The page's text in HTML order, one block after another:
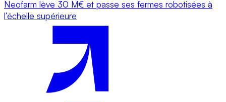
Neofarm lève 30 M€ et passe ses fermes robotisées à
l’échelle supérieure